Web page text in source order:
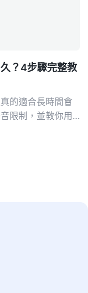
？4步驟完整教
的適合長時間會
限制，並教你用